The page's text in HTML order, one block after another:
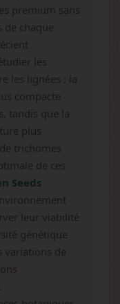
premium sans
de chaque
les
les lignées : la
compacte
tandis que la
plus
trichomes
de ces
Seeds
leur viabilité
génétique
variations de